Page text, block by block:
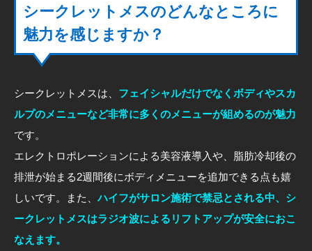
シークレットメスのどんなところに
魅力を感じますか？
シークレットメスは、 フェイシャルだけでなくボディやスカ
ルプのメニューなど非常に多くのメニューが組めるのが魅力
です。
エレクトロポレーションによる美容液導入や、脂肪冷却後の
排泄が始まる2週間後にボディメニューを追加できる点も嬉
しいです。また、ハイフがサロン施術で禁忌とされる中、シ
ークレットメスはラジオ波によるリフトアップが安全におこ
なえます。